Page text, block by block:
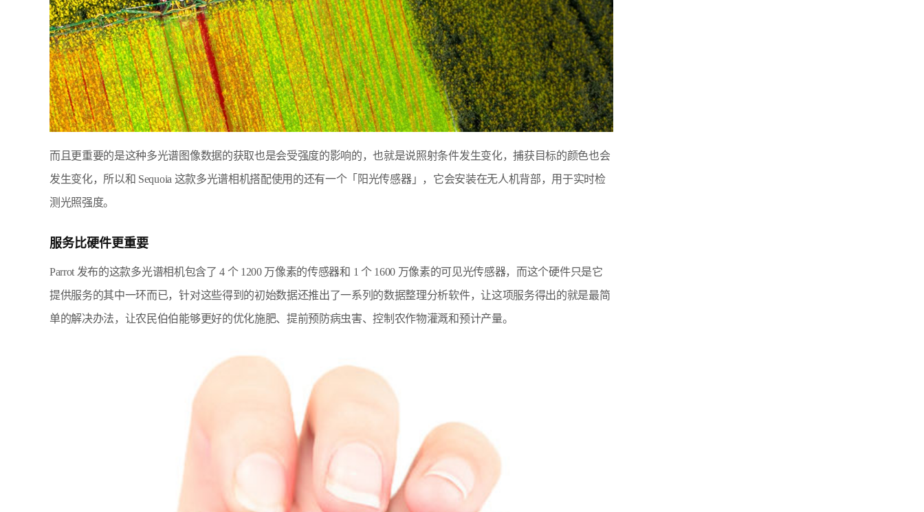
而且更重要的是这种多光谱图像数据的获取也是会受强度的影响的，也就是说照射条件发生变化，捕获目标的颜色也会
发生变化，所以和 Sequoia 这款多光谱相机搭配使用的还有一个「阳光传感器」，它会安装在无人机背部，用于实时检
测光照强度。
服务比硬件更重要
Parrot 发布的这款多光谱相机包含了 4 个 1200 万像素的传感器和 1 个 1600 万像素的可见光传感器，而这个硬件只是它
提供服务的其中一环而已，针对这些得到的初始数据还推出了一系列的数据整理分析软件，让这项服务得出的就是最简
单的解决办法，让农民伯伯能够更好的优化施肥、提前预防病虫害、控制农作物灌溉和预计产量。